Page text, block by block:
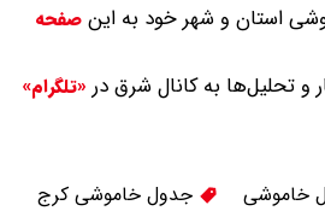
استان و شهر خود به این صفحه
و تحلیل‌ها به کانال شرق در «تلگرام»
خاموشی
جدول خاموشی کرج